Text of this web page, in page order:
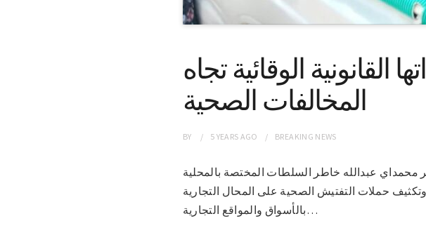
القانونية الوقائية تجاه
المخالفات الصحية
BY 5 YEARS AGO BREAKING NEWS
الفاشر محمداي عبدالله خاطر السلطات المختصة بالمحلية
حملات التفتيش الصحية على المحال التجارية
بالأسواق والمواقع التجارية…